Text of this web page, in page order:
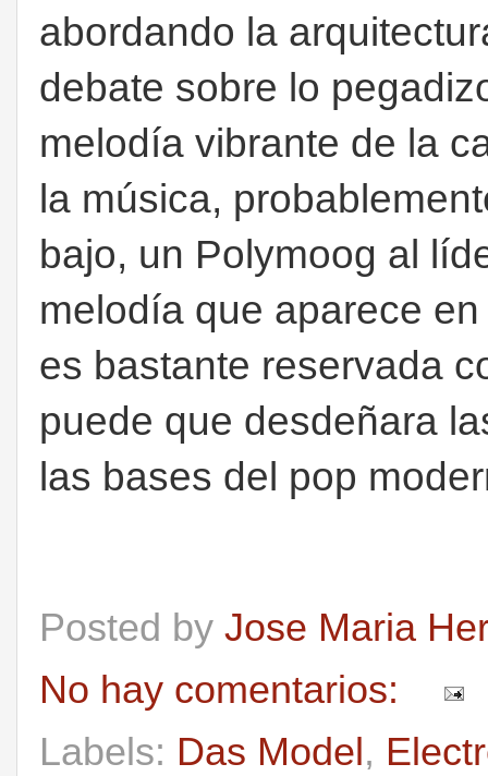
abordando la
debate sobre lo
melodía vibrante de la
la música,
bajo, un Polymoog al
melodía que aparece
es bastante reservada
puede que desdeñara
las bases del pop
Posted by Jose Maria
No hay comentarios:
Labels: Das Model ,